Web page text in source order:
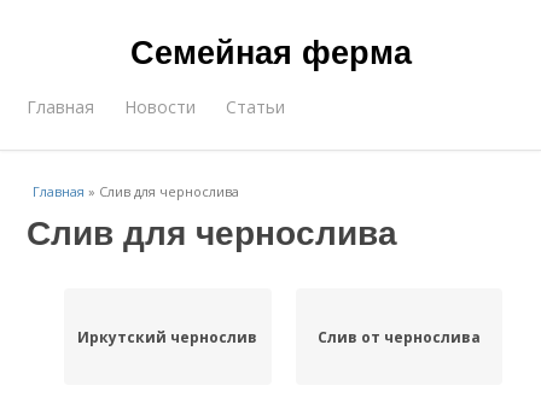
Семейная ферма
Главная Новости Статьи
Главная » Слив для чернослива
Слив для чернослива
Иркутский чернослив Слив от чернослива